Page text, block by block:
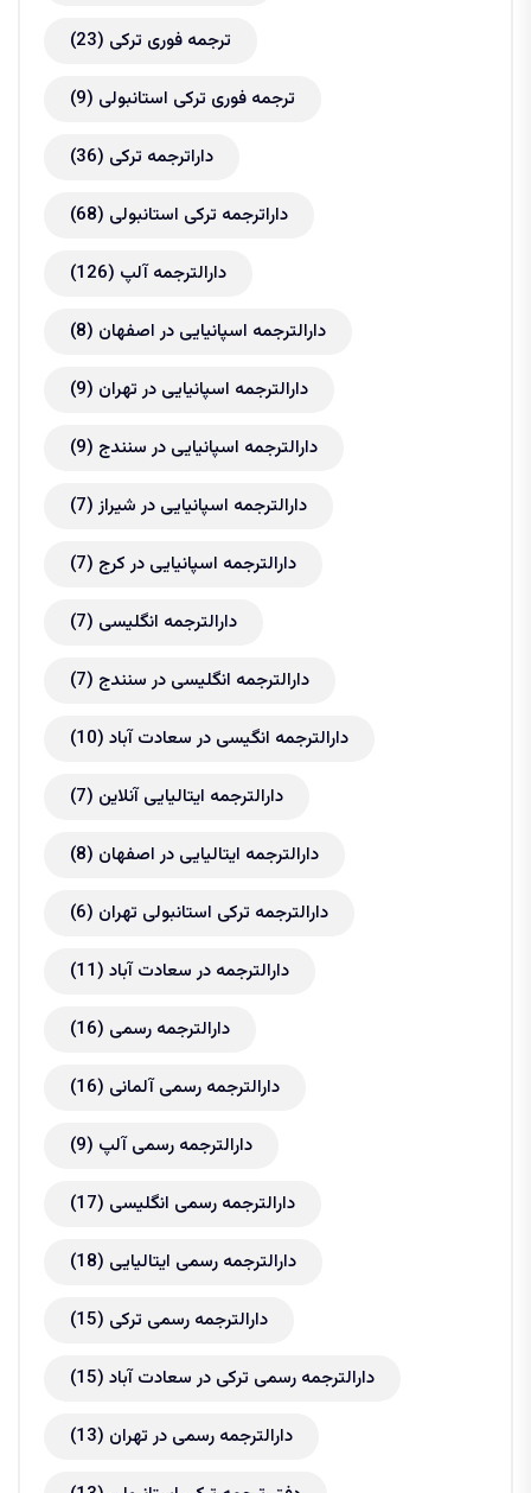
ترجمه فوری ترکی (23)
ترجمه فوری ترکی استانبولی (9)
داراترجمه ترکی (36)
داراترجمه ترکی استانبولی (68)
دارالترجمه آلپ (126)
دارالترجمه اسپانیایی در اصفهان (8)
دارالترجمه اسپانیایی در تهران (9)
دارالترجمه اسپانیایی در سنندج (9)
دارالترجمه اسپانیایی در شیراز(7)
دارالترجمه اسپانیایی در کرج (7)
دارالترجمه انگلیسی (7)
دارالترجمه انگلیسی در سنندج (7)
دارالترجمه انگیسی در سعادت آباد (10)
دارالترجمه ایتالیایی آنلاین (7)
دارالترجمه ایتالیایی در اصفهان (8)
دارالترجمه ترکی استانبولی تهران (6)
دارالترجمه در سعادت آباد (11)
دارالترجمه رسمی (16)
دارالترجمه رسمی آلمانی (16)
دارالترجمه رسمی آلپ (9)
دارالترجمه رسمی انگلیسی (17)
دارالترجمه رسمی ایتالیایی (18)
دارالترجمه رسمی ترکی (15)
دارالترجمه رسمی ترکی در سعادت آباد (15)
دارالترجمه رسمی در تهران (13)